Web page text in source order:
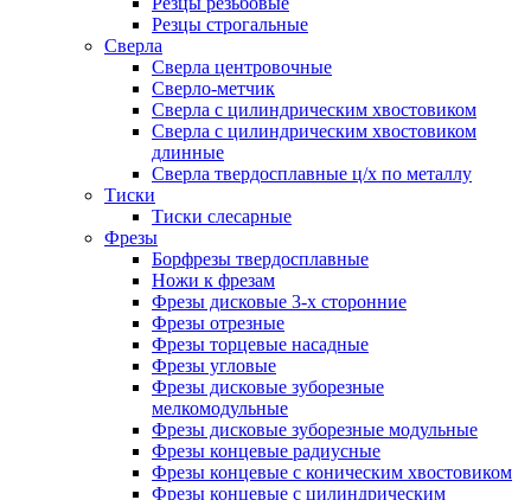
Резцы строгальные
Сверла
Сверла центровочные
Сверло-метчик
Сверла с цилиндрическим хвостовиком
Сверла с цилиндрическим хвостовиком
длинные
Сверла твердосплавные ц/х по металлу
Тиски
Тиски слесарные
Фрезы
Борфрезы твердосплавные
Ножи к фрезам
Фрезы дисковые 3-х сторонние
Фрезы отрезные
Фрезы торцевые насадные
Фрезы угловые
Фрезы дисковые зуборезные
мелкомодульные
Фрезы дисковые зуборезные модульные
Фрезы концевые радиусные
Фрезы концевые с коническим хвостовиком
Фрезы концевые с цилиндрическим